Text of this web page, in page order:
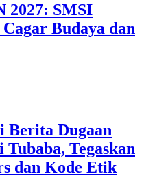
2027: SMSI
Budaya dan
Dugaan
Tegaskan
dan Kode Etik